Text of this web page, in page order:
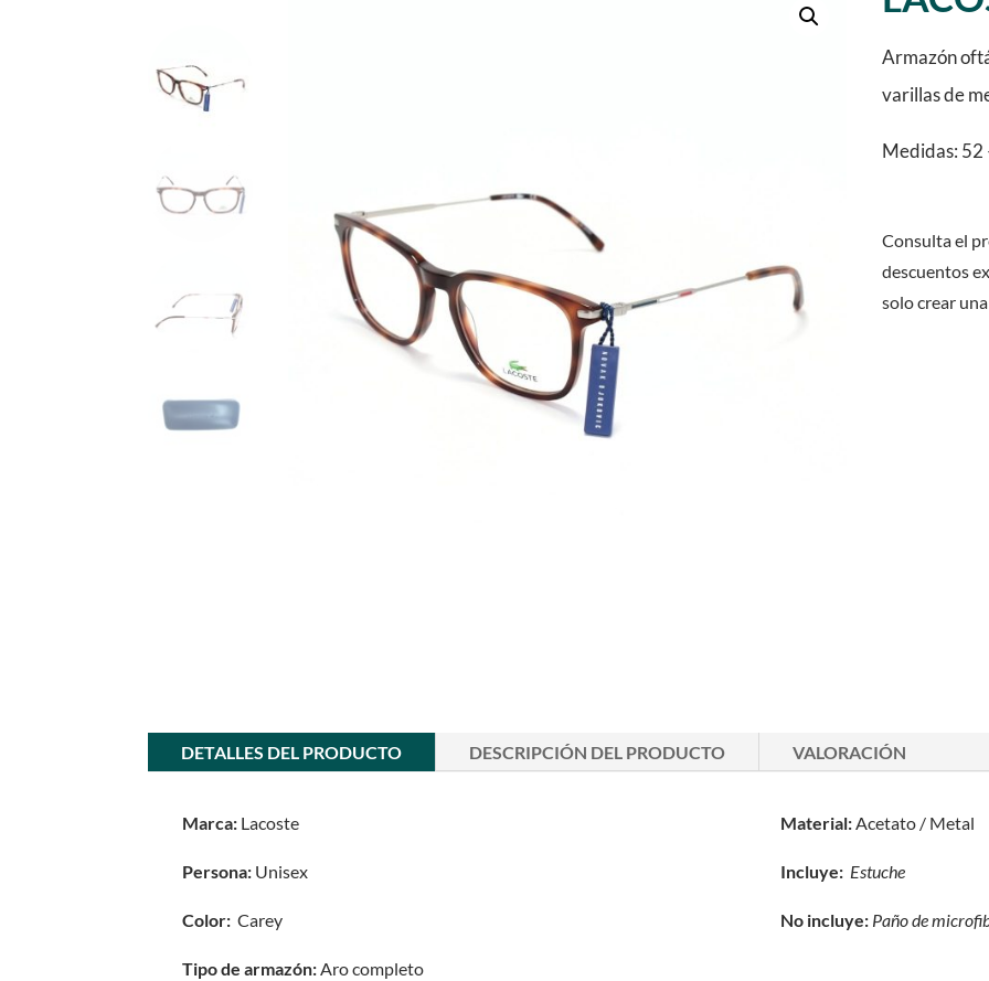
Armazón
varillas de
Medidas: 52
Consulta el
descuentos
solo crear
DETALLES DEL PRODUCTO DESCRIPCIÓN DEL PRODUCTO VALORACIÓN
Marca: Lacoste Material:Acetato / Metal
Persona: Unisex Incluye: Estuche
Color: Carey No incluye: Paño de
Tipo de armazón:Aro completo